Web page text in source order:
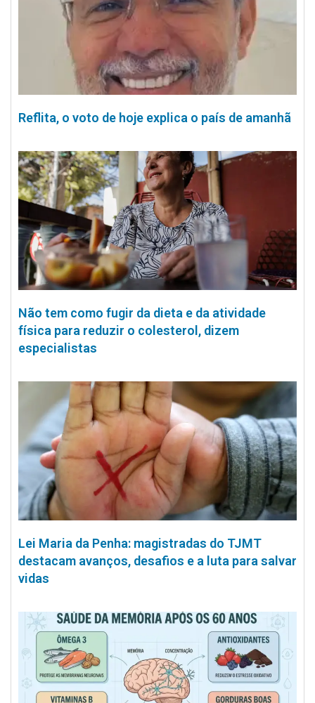
Reflita, o voto de hoje explica o país de amanhã
Não tem como fugir da dieta e da atividade
física para reduzir o colesterol, dizem
especialistas
Lei Maria da Penha: magistradas do TJMT
destacam avanços, desafios e a luta para salvar
vidas